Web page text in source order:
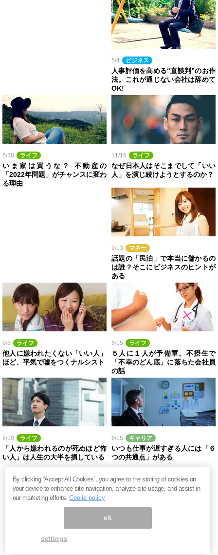
5/4 ビジネス
人事評価を高める“直談判”のお作
法。これが通じない会社は辞めて
OK!
5/30 ライフ
いま家は買うな？ 不動産の
「2022年問題」がチャンスに変わ
る理由
11/16 ライフ
なぜ日本人はそこまでして「いい
人」を演じ続けようとするのか？
9/13 マネー
話題の「民泊」で本当に儲かるの
は誰？そこにビジネスのヒントが
ある
9/5 ライフ
他人に嫌われたくない「いい人」
ほど、平気で嘘をつくナルシスト
8/15 ライフ
５人に１人が予備軍。不摂生で
「不幸のどん底」に落ちた会社員
の話
8/10 ライフ
「人から嫌われるのが死ぬほど怖
い人」は人生の大半を損している
6/15 キャリア
いつも仕事が遅すぎる人には「６
つの共通点」がある
ページ内の商標は全て商標権者に属します。無断転載を禁じます。 ©
By clicking “Accept All Cookies”, you agree to the storing of cookies on
your device to enhance site navigation, analyze site usage, and assist in
our marketing efforts.Coolie policy
ok
settings